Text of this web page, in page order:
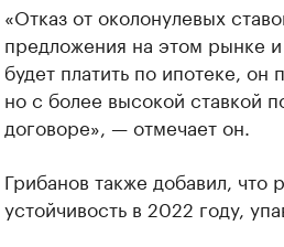
«Отказ от околонулевых
предложения на этом рынке
будет платить по ипотеке, он
но с более высокой ставкой
договоре», — отмечает он.
Грибанов также добавил, что
устойчивость в 2022 году,